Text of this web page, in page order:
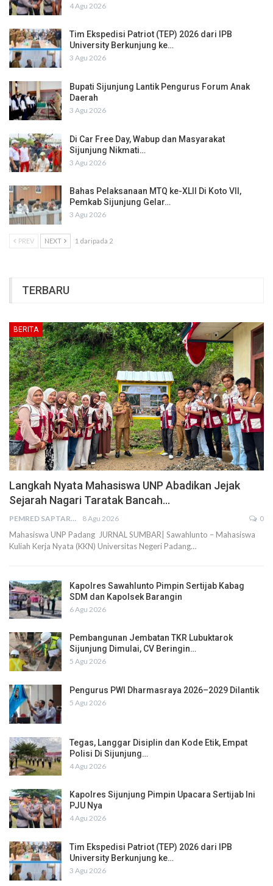
4 Agu 2026
Tim Ekspedisi Patriot (TEP) 2026 dari IPB
University Berkunjung ke…
3 Agu 2026
Bupati Sijunjung Lantik Pengurus Forum Anak
Daerah
3 Agu 2026
Di Car Free Day, Wabup dan Masyarakat
Sijunjung Nikmati…
3 Agu 2026
Bahas Pelaksanaan MTQ ke-XLII Di Koto VII,
Pemkab Sijunjung Gelar…
3 Agu 2026
PREV NEXT 1 daripada 2
TERBARU
BERITA
Langkah Nyata Mahasiswa UNP Abadikan Jejak
Sejarah Nagari Taratak Bancah…
PEMRED SAPTARIUS 8 Agu 2026 0
Mahasiswa UNP Padang JURNAL SUMBAR| Sawahlunto – Mahasiswa
Kuliah Kerja Nyata (KKN) Universitas Negeri Padang…
Kapolres Sawahlunto Pimpin Sertijab Kabag
SDM dan Kapolsek Barangin
6 Agu 2026
Pembangunan Jembatan TKR Lubuktarok
Sijunjung Dimulai, CV Beringin…
5 Agu 2026
Pengurus PWI Dharmasraya 2026–2029 Dilantik
5 Agu 2026
Tegas, Langgar Disiplin dan Kode Etik, Empat
Polisi Di Sijunjung…
4 Agu 2026
Kapolres Sijunjung Pimpin Upacara Sertijab Ini
PJU Nya
4 Agu 2026
Tim Ekspedisi Patriot (TEP) 2026 dari IPB
University Berkunjung ke…
3 Agu 2026